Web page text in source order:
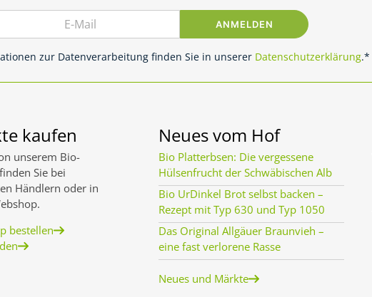
E-Mail ANMELDEN
zur Datenverarbeitung finden Sie in unserer Datenschutzerklärung.*
kaufen
unserem Bio-
Sie bei
Händlern oder in
bestellen
Neues vom Hof
Bio Platterbsen: Die vergessene
Hülsenfrucht der Schwäbischen Alb
Bio UrDinkel Brot selbst backen –
Rezept mit Typ 630 und Typ 1050
Das Original Allgäuer Braunvieh –
eine fast verlorene Rasse
Neues und Märkte